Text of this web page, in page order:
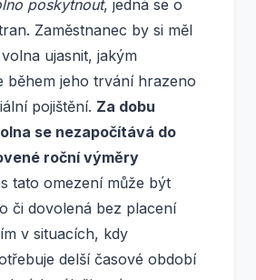
poskytnout, jedná se o
Zaměstnanec by si měl
ujasnit, jakým
během jeho trvání hrazeno
pojištění. Za dobu
se nezapočítává do
roční výměry
tato omezení může být
či dovolená bez placení
v situacích, kdy
delší časové období